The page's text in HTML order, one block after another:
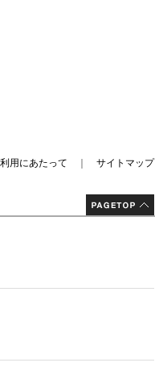
用にあたって サイトマップ